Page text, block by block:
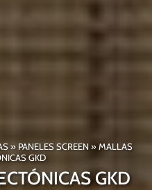
» PANELES SCREEN»MALLAS
GKD
GKD